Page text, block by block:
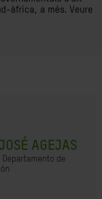
àfrica, a més. Veure
AGEJAS
de